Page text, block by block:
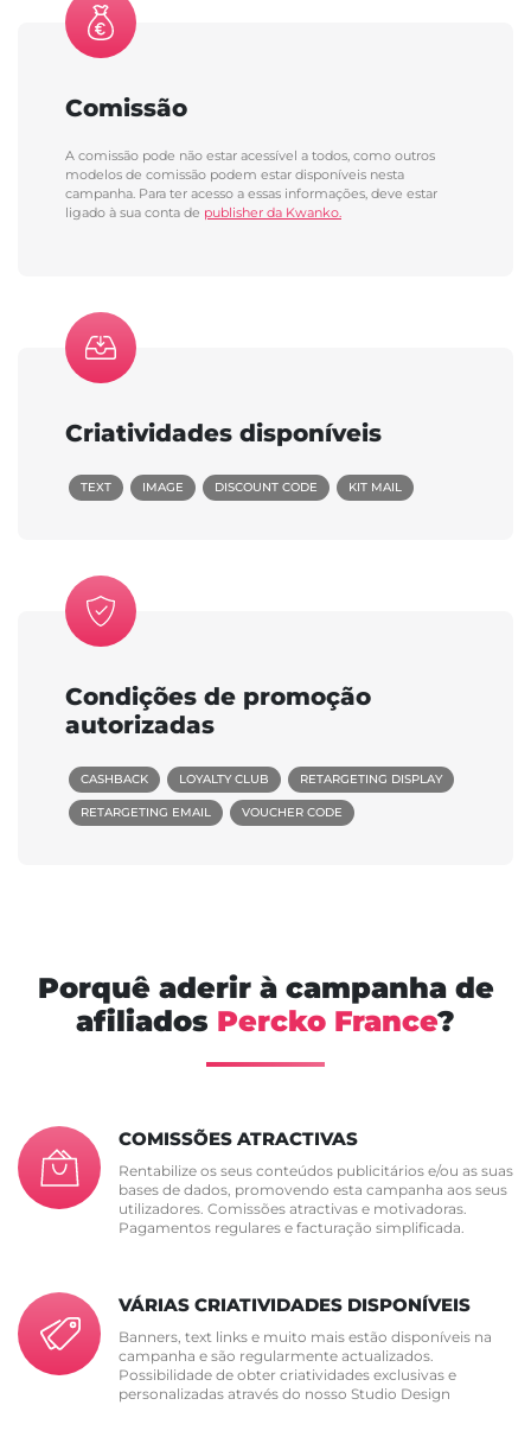
Comissão
A comissão pode não estar acessível a todos, como outros
modelos de comissão podem estar disponíveis nesta
campanha. Para ter acesso a essas informações, deve estar
ligado à sua conta de publisher da Kwanko.
Criatividades disponíveis
TEXT IMAGE DISCOUNT CODE KIT MAIL
Condições de promoção
autorizadas
CASHBACK LOYALTY CLUB RETARGETING DISPLAY
RETARGETING EMAIL VOUCHER CODE
Porquê aderir à campanha de
afiliados Percko France?
COMISSÕES ATRACTIVAS
Rentabilize os seus conteúdos publicitários e/ou as suas
bases de dados, promovendo esta campanha aos seus
utilizadores. Comissões atractivas e motivadoras.
Pagamentos regulares e facturação simplificada.
VÁRIAS CRIATIVIDADES DISPONÍVEIS
Banners, text links e muito mais estão disponíveis na
campanha e são regularmente actualizados.
Possibilidade de obter criatividades exclusivas e
personalizadas através do nosso Studio Design